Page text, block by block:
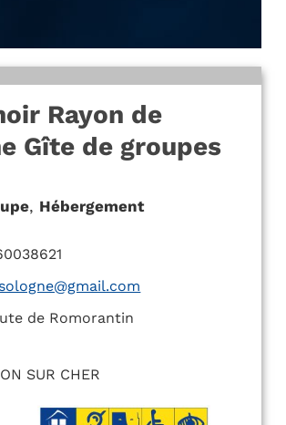
Rayon de
Gîte de groupes
, Hébergement
de Romorantin
SUR CHER